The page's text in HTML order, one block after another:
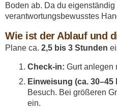
Boden ab. Da du eigenständig
verantwortungsbewusstes
Wie ist der Ablauf und
Plane ca. 2,5 bis 3 Stunden
Check-in: Gurt anlegen
Einweisung (ca. 30–45
Besuch. Bei größeren
ein.